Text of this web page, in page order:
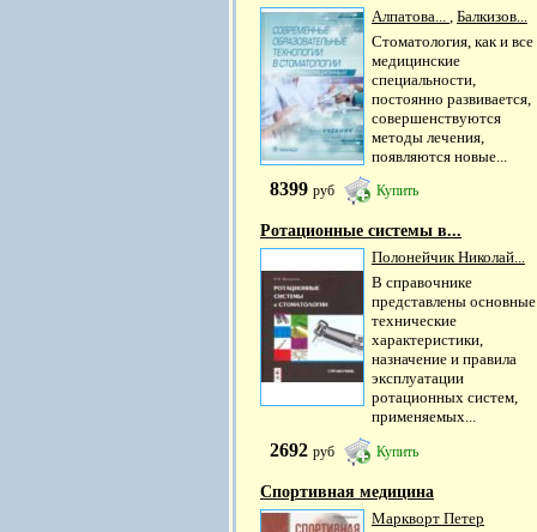
Алпатова...
Балкизов...
Стоматология, как и все
медицинские
специальности,
постоянно развивается,
совершенствуются
методы лечения,
появляются новые...
8399 руб Купить
Ротационные системы в...
Полонейчик Николай...
В справочнике
представлены основные
технические
характеристики,
назначение и правила
эксплуатации
ротационных систем,
применяемых...
2692 руб Купить
Спортивная медицина
Маркворт Петер